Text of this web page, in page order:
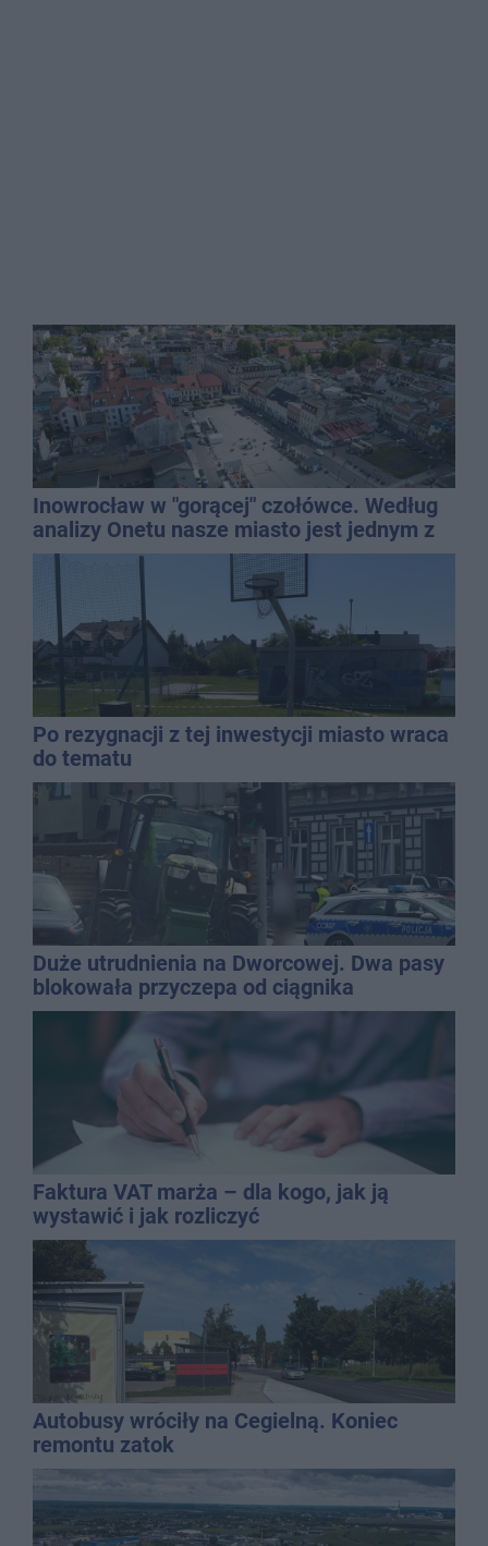
Inowrocław w "gorącej" czołówce. Według
analizy Onetu nasze miasto jest jednym z
najbardziej narażonych na upały
Po rezygnacji z tej inwestycji miasto wraca
do tematu
Duże utrudnienia na Dworcowej. Dwa pasy
blokowała przyczepa od ciągnika
Faktura VAT marża – dla kogo, jak ją
wystawić i jak rozliczyć
Autobusy wróciły na Cegielną. Koniec
remontu zatok